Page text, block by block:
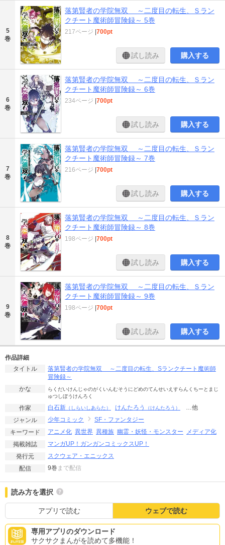
5
巻
落第賢者の学院無双 ～二度目の転生、Ｓラン
クチート魔術師冒険録～ 5巻
217ページ 700pt
試し読み 購入する
6
巻
落第賢者の学院無双 ～二度目の転生、Ｓラン
クチート魔術師冒険録～ 6巻
234ページ 700pt
試し読み 購入する
7
巻
落第賢者の学院無双 ～二度目の転生、Ｓラン
クチート魔術師冒険録～ 7巻
216ページ 700pt
試し読み 購入する
8
巻
落第賢者の学院無双 ～二度目の転生、Ｓラン
クチート魔術師冒険録～ 8巻
198ページ 700pt
試し読み 購入する
9
巻
落第賢者の学院無双 ～二度目の転生、Ｓラン
クチート魔術師冒険録～ 9巻
198ページ 700pt
試し読み 購入する
作品詳細
タイトル
落第賢者の学院無双 ～二度目の転生、Sランクチート魔術師
冒険録～
かな
らくだいけんじゃのがくいんむそうにどめのてんせいえすらんくちーとまじ
ゅつしぼうけんろく
作家 白石新 （しらいしあらた） けんたろう （けんたろう）
…他
ジャンル
少年コミック
SF・ファンタジー
キーワード
アニメ化 異世界 異種族 幽霊・妖怪・モンスター
メディア化
掲載雑誌
マンガUP！ ガンガンコミックスUP！
発行元
スクウェア・エニックス
配信
9巻 まで配信
読み方を選択
アプリで読む ウェブで読む
専用アプリのダウンロード
サクサクまんがを読めて多機能！